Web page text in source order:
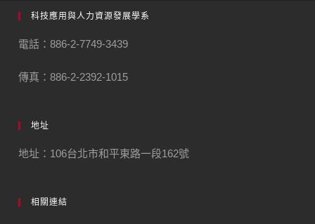
科技應用與人力資源發展學系
電話：886-2-7749-3439
傳真：886-2-2392-1015
地址
地址：106台北市和平東路一段162號
相關連結